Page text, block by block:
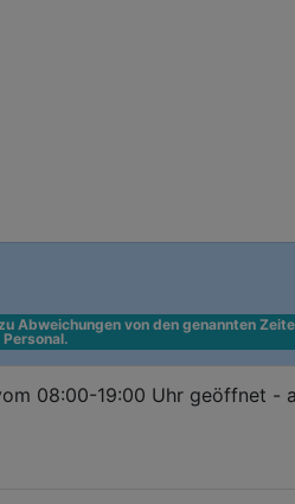
Abweichungen von den genannten
08:00-19:00 Uhr geöffnet -